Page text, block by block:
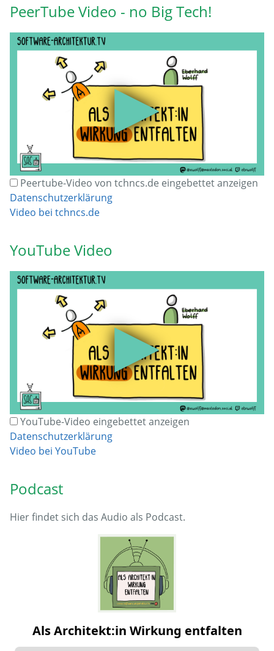
PeerTube Video - no Big Tech!
▶
Peertube-Video von tchncs.de eingebettet anzeigen
Datenschutzerklärung
Video bei tchncs.de
YouTube Video
▶
YouTube-Video eingebettet anzeigen
Datenschutzerklärung
Video bei YouTube
Podcast
Hier findet sich das Audio als Podcast.